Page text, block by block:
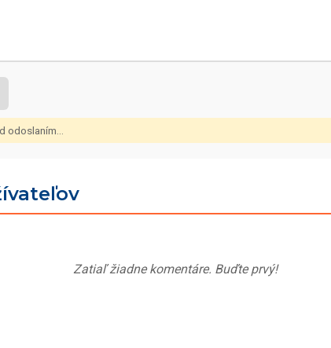
odoslaním...
Zatiaľ žiadne komentáre. Buďte prvý!